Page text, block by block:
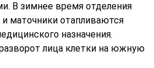
В зимнее время отделения
маточники отапливаются
назначения.
лица клетки на южную